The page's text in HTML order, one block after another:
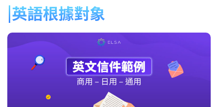
英語根據對象